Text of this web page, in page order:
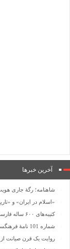
آخرین خبرها
شاهنامه؛ رگۀ جاری
«اسلام در ایران» و
کتیبه‌های ۶۰۰ ساله فارسی در هندوستان
شماره 101 نامۀ فرهنگستان منتشر شد
روایت یک قرن صیانت از